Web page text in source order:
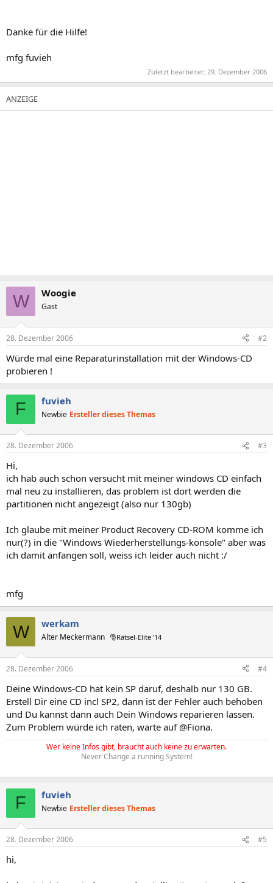
Danke für die Hilfe!
mfg fuvieh
Zuletzt bearbeitet: 29. Dezember 2006
W Woogie
Gast
28. Dezember 2006 #2
Würde mal eine Reparaturinstallation mit der Windows-CD
probieren !
F fuvieh
Newbie Ersteller dieses Themas
28. Dezember 2006 #3
Hi,
ich hab auch schon versucht mit meiner windows CD einfach
mal neu zu installieren, das problem ist dort werden die
partitionen nicht angezeigt (also nur 130gb)
Ich glaube mit meiner Product Recovery CD-ROM komme ich
nur(?) in die "Windows Wiederherstellungs-konsole" aber was
ich damit anfangen soll, weiss ich leider auch nicht :/
mfg
W werkam
Alter Meckermann 🎅Rätsel-Elite ’14
28. Dezember 2006 #4
Deine Windows-CD hat kein SP daruf, deshalb nur 130 GB.
Erstell Dir eine CD incl SP2, dann ist der Fehler auch behoben
und Du kannst dann auch Dein Windows reparieren lassen.
Zum Problem würde ich raten, warte auf @Fiona.
Wer keine Infos gibt, braucht auch keine zu erwarten.
Never Change a running System!
F fuvieh
Newbie Ersteller dieses Themas
28. Dezember 2006 #5
hi,